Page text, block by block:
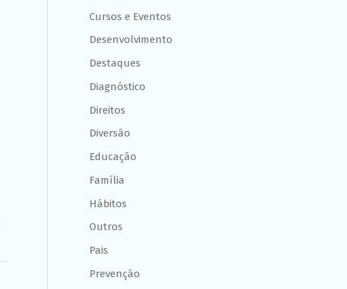
Cursos e Eventos
Desenvolvimento
Destaques
Diagnóstico
Direitos
Diversão
Educação
Família
Hábitos
Outros
Pais
Prevenção